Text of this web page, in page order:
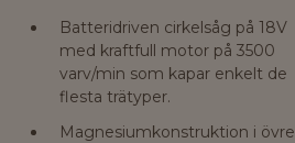
Batteridriven cirkelsåg på 18V
med kraftfull motor på 3500
varv/min som kapar enkelt de
flesta trätyper.
Magnesiumkonstruktion i övre